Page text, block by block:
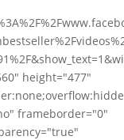
height="477"
frameborder="0"